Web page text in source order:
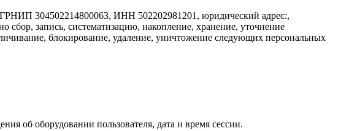
304502214800063, ИНН 502202981201, юридический адрес:,
сбор, запись, систематизацию, накопление, хранение, уточнение
блокирование, удаление, уничтожение следующих персональных
об оборудовании пользователя, дата и время сессии.